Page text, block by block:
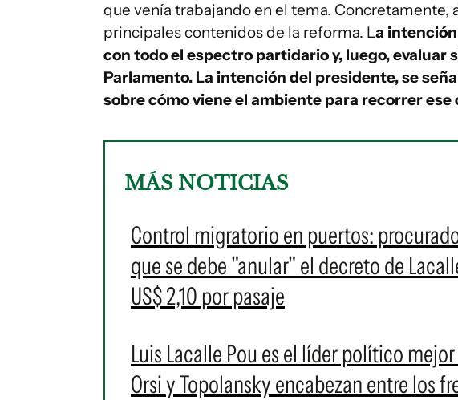
que venía trabajando en el tema. Concretamente,
principales contenidos de la reforma. La
con todo el espectro partidario y, luego, evaluar
Parlamento. La intención del presidente, se
sobre cómo viene el ambiente para recorrer ese
MÁS NOTICIAS
Control migratorio en puertos:
que se debe "anular" el decreto de
US$ 2,10 por pasaje
Luis Lacalle Pou es el líder político
Orsi y Topolansky encabezan entre los